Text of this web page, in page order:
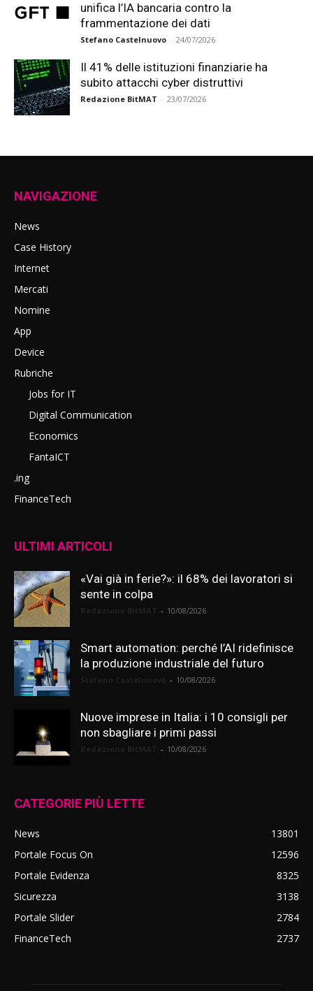
unifica l’IA bancaria contro la
frammentazione dei dati
Stefano Castelnuovo - 24/07/2026
Il 41% delle istituzioni finanziarie ha
subito attacchi cyber distruttivi
Redazione BitMAT - 23/07/2026
NAVIGAZIONE
News
Case History
Internet
Mercati
Nomine
App
Device
Rubriche
Jobs for IT
Digital Communication
Economics
FantaICT
.ing
FinanceTech
ULTIMI ARTICOLI
«Vai già in ferie?»: il 68% dei lavoratori si
sente in colpa
- 10/08/2026
Smart automation: perché l’AI ridefinisce
la produzione industriale del futuro
- 10/08/2026
Nuove imprese in Italia: i 10 consigli per
non sbagliare i primi passi
- 10/08/2026
CATEGORIE PIÙ LETTE
News
13801
Portale Focus On
12596
Portale Evidenza
8325
Sicurezza
3138
Portale Slider
2784
FinanceTech
2737